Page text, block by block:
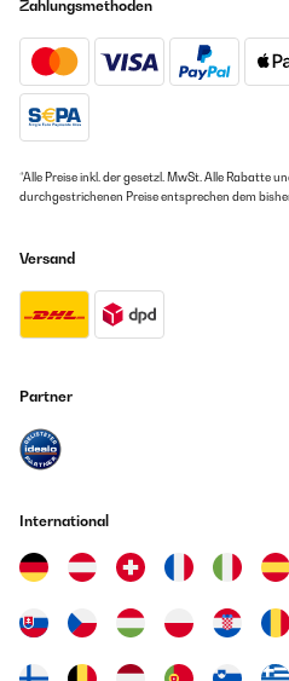
Zahlungsmethoden
*Alle Preise inkl. der gesetzl. MwSt. Alle Rabatte
durchgestrichenen Preise entsprechen dem
Versand
Partner
International